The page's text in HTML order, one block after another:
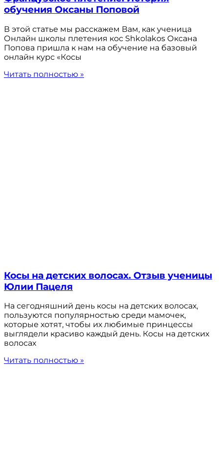
обучения Оксаны Поповой
В этой статье мы расскажем Вам, как ученица
Онлайн школы плетения кос Shkolakos Оксана
Попова пришла к нам на обучение на базовый
онлайн курс «Косы
Читать полностью »
Косы на детских волосах. Отзыв ученицы
Юлии Пацеля
На сегодняшний день косы на детских волосах,
пользуются популярностью среди мамочек,
которые хотят, чтобы их любимые принцессы
выглядели красиво каждый день. Косы на детских
волосах
Читать полностью »